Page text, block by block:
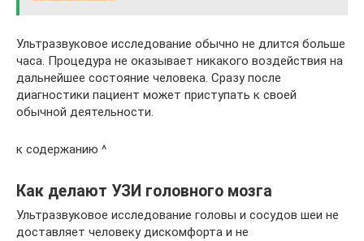
Ультразвуковое исследование обычно не длится больше
часа. Процедура не оказывает никакого воздействия на
дальнейшее состояние человека. Сразу после
диагностики пациент может приступать к своей
обычной деятельности.
к содержанию ^
Как делают УЗИ головного мозга
Ультразвуковое исследование головы и сосудов шеи не
доставляет человеку дискомфорта и не